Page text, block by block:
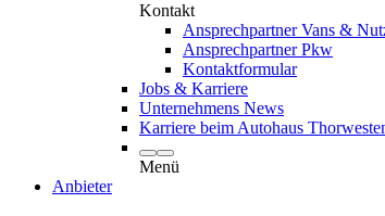
Kontakt
Ansprechpartner Vans &
Ansprechpartner Pkw
Kontaktformular
Jobs & Karriere
Unternehmens News
Karriere beim Autohaus
Menü
Anbieter